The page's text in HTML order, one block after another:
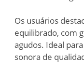
Os usuários
equilibrado, com
agudos. Ideal
sonora de